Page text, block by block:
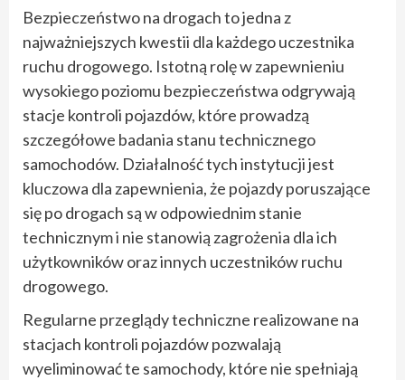
Bezpieczeństwo na drogach to jedna z
najważniejszych kwestii dla każdego uczestnika
ruchu drogowego. Istotną rolę w zapewnieniu
wysokiego poziomu bezpieczeństwa odgrywają
stacje kontroli pojazdów, które prowadzą
szczegółowe badania stanu technicznego
samochodów. Działalność tych instytucji jest
kluczowa dla zapewnienia, że pojazdy poruszające
się po drogach są w odpowiednim stanie
technicznym i nie stanowią zagrożenia dla ich
użytkowników oraz innych uczestników ruchu
drogowego.
Regularne przeglądy techniczne realizowane na
stacjach kontroli pojazdów pozwalają
wyeliminować te samochody, które nie spełniają